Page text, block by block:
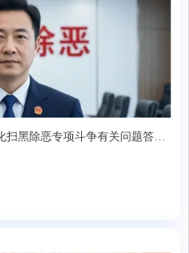
扫黑除恶专项斗争有关问题答记